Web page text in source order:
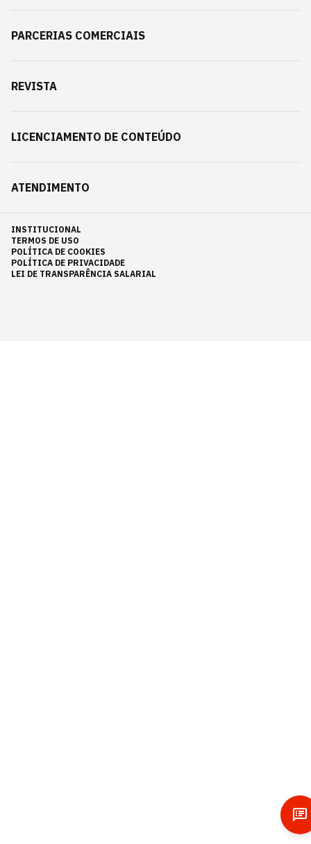
PARCERIAS COMERCIAIS
REVISTA
LICENCIAMENTO DE CONTEÚDO
ATENDIMENTO
INSTITUCIONAL
TERMOS DE USO
POLÍTICA DE COOKIES
POLÍTICA DE PRIVACIDADE
LEI DE TRANSPARÊNCIA SALARIAL